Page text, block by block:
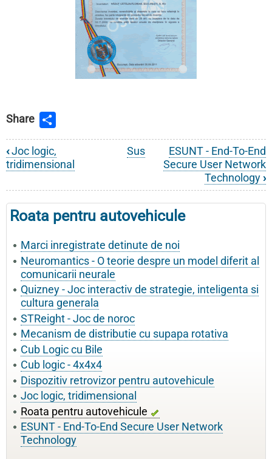
Legături
parcurgere
a
cărții
pentru
Proprietate
intelectuala
‹Joc logic,
tridimensional
Sus
ESUNT - End-To-End
Secure User Network
Technology ›
Roata pentru autovehicule
Marci inregistrate detinute de noi
Neuromantics - O teorie despre un model diferit al
comunicarii neurale
Quizney - Joc interactiv de strategie, inteligenta si
cultura generala
STReight - Joc de noroc
Mecanism de distributie cu supapa rotativa
Cub Logic cu Bile
Cub logic - 4x4x4
Dispozitiv retrovizor pentru autovehicule
Joc logic, tridimensional
Roata pentru autovehicule
ESUNT - End-To-End Secure User Network
Technology